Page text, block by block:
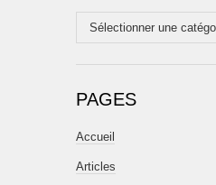
Catégories
PAGES
Accueil
Articles